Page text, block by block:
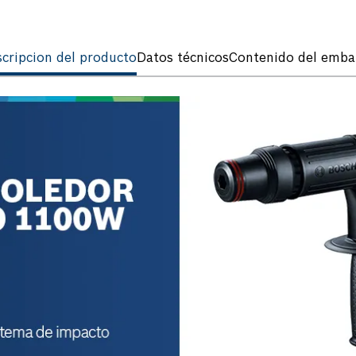
del productoDatos técnicosContenido del